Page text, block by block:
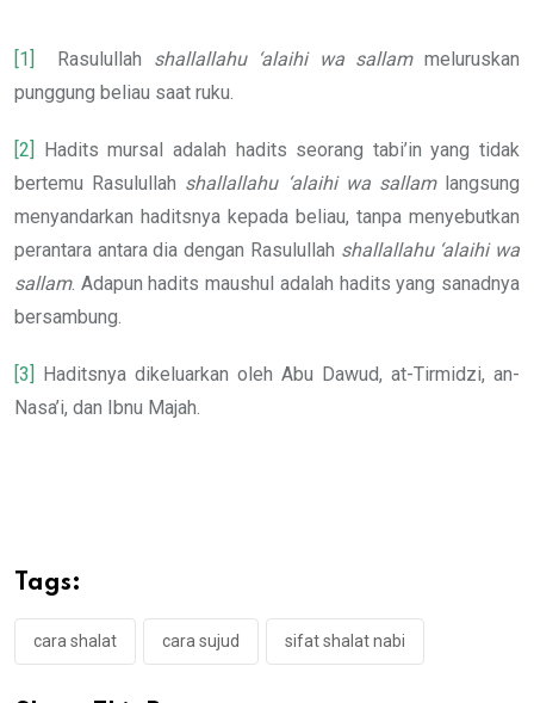
[1] Rasulullah shallallahu ‘alaihi wa sallammeluruskan
punggung beliau saat ruku.
[2] Hadits mursal adalah hadits seorang tabi’in yang tidak
bertemu Rasulullah shallallahu ‘alaihi wa sallamlangsung
menyandarkan haditsnya kepada beliau, tanpa menyebutkan
perantara antara dia dengan Rasulullah shallallahu ‘alaihi wa
sallam. Adapun hadits maushul adalah hadits yang sanadnya
bersambung.
[3] Haditsnya dikeluarkan oleh Abu Dawud, at-Tirmidzi, an-
Nasa’i, dan Ibnu Majah.
Tags:
cara shalat cara sujud sifat shalat nabi